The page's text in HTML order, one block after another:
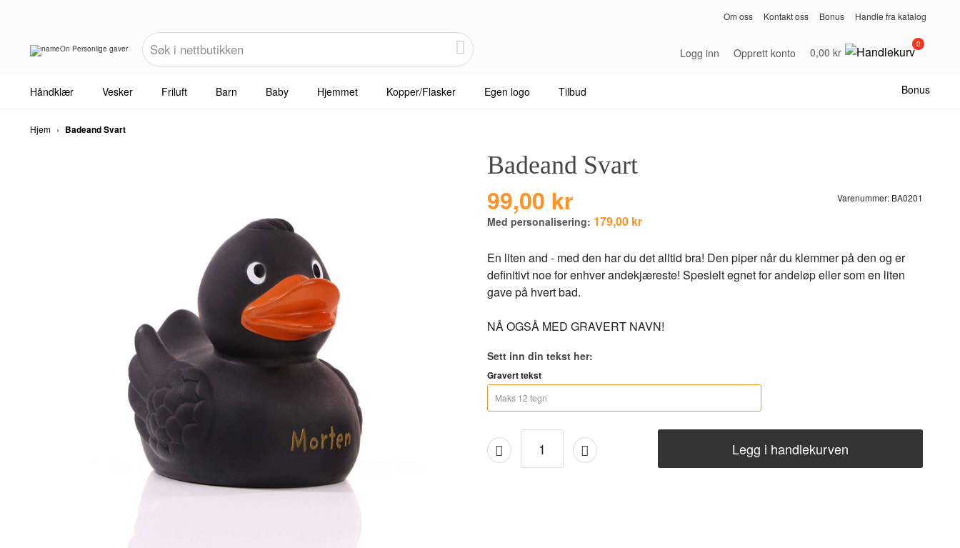
Om oss Kontakt oss Bonus Handle fra katalog
Logg inn Opprett konto 0,00 kr
0
Håndklær Vesker Friluft Barn Baby Hjemmet Kopper/Flasker Egen logo Tilbud Bonus
Hjem › Badeand Svart
Badeand Svart
99,00 kr
Med personalisering: 179,00 kr
Varenummer: BA0201
En liten and - med den har du det alltid bra! Den piper når du klemmer på den og er
definitivt noe for enhver andekjæreste! Spesielt egnet for andeløp eller som en liten
gave på hvert bad.
NÅ OGSÅ MED GRAVERT NAVN!
Sett inn din tekst her:
Gravert tekst
Legg i handlekurven